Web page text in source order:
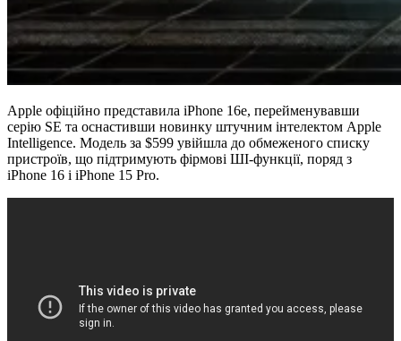
Apple офіційно представила iPhone 16e, перейменувавши
серію SE та оснастивши новинку штучним інтелектом Apple
Intelligence. Модель за $599 увійшла до обмеженого списку
пристроїв, що підтримують фірмові ШІ-функції, поряд з
iPhone 16 і iPhone 15 Pro.